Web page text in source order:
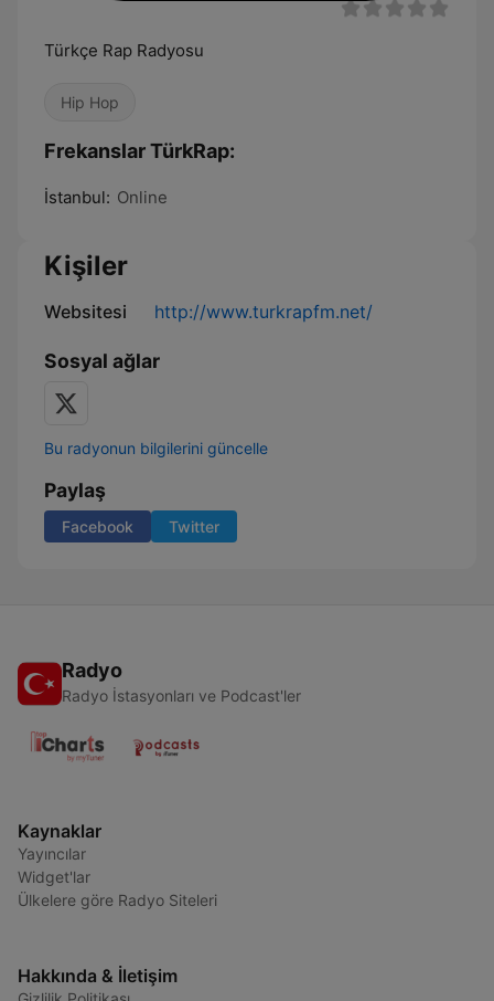
Türkçe Rap Radyosu
Hip Hop
Frekanslar TürkRap:
İstanbul: Online
Kişiler
Websitesi http://www.turkrapfm.net/
Sosyal ağlar
Bu radyonun bilgilerini güncelle
Paylaş
Facebook Twitter
Radyo
Radyo İstasyonları ve Podcast'ler
Kaynaklar
Yayıncılar
Widget'lar
Ülkelere göre Radyo Siteleri
Hakkında & İletişim